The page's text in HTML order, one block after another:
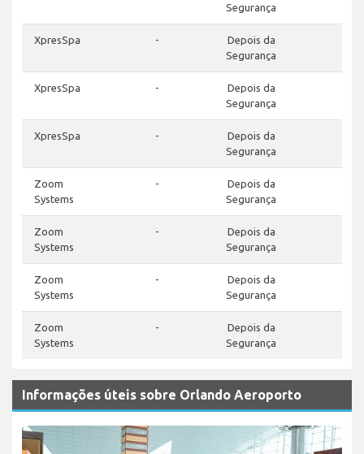
Segurança
XpresSpa -
Depois da
Segurança
XpresSpa -
Depois da
Segurança
XpresSpa -
Depois da
Segurança
Zoom
Systems
-
Depois da
Segurança
Zoom
Systems
-
Depois da
Segurança
Zoom
Systems
-
Depois da
Segurança
Zoom
Systems
-
Depois da
Segurança
Informações úteis sobre Orlando Aeroporto